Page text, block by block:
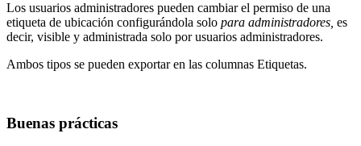
Los usuarios administradores pueden cambiar el permiso de una
etiqueta de ubicación configurándola solo para administradores, es
decir, visible y administrada solo por usuarios administradores.
Ambos tipos se pueden exportar en las columnas Etiquetas.
Buenas prácticas